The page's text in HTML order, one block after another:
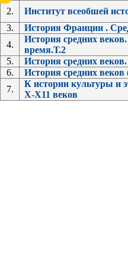
2.
Институт всеобшей
3.
История Франции .
4.
История средних
время.Т.2
5.
История средних веков.
6.
История средних
7.
К истории культуры и
Х-Х11 веков